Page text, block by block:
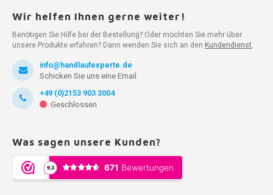
Wir helfen Ihnen gerne weiter!
Benötigen Sie Hilfe bei der Bestellung? Oder möchten Sie mehr über
unsere Produkte erfahren? Dann wenden Sie sich an den Kundendienst.
info@handlaufexperte.de
Schicken Sie uns eine Email
+49 (0)2153 903 3004
Geschlossen
Was sagen unsere Kunden?